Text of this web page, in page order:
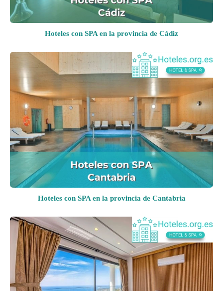
Hoteles con SPA en la provincia de Cádiz
Hoteles con SPA en la provincia de Cantabria